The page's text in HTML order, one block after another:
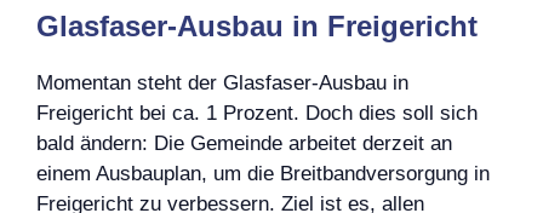
Glasfaser-Ausbau in Freigericht
Momentan steht der Glasfaser-Ausbau in
Freigericht bei ca. 1 Prozent. Doch dies soll sich
bald ändern: Die Gemeinde arbeitet derzeit an
einem Ausbauplan, um die Breitbandversorgung in
Freigericht zu verbessern. Ziel ist es, allen